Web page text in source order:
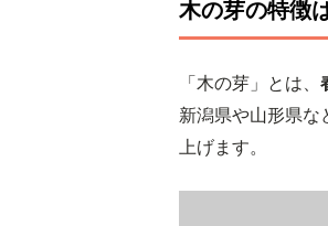
木の芽の特徴
「木の芽」とは、
新潟県や山形県な
上げます。